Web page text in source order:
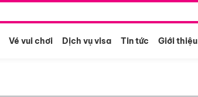
Vé vui chơi Dịch vụ visa Tin tức Giới thiệu